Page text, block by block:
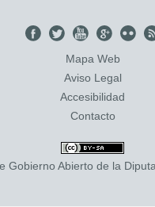
Mapa Web
Aviso Legal
Accesibilidad
Contacto
Gobierno Abierto de la